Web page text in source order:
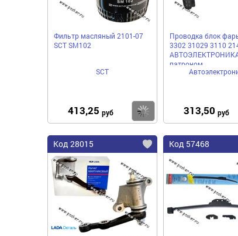
Фильтр масляный 2101-07
SCT SM102
SCT
413,25 руб Купить
Проводка блок
3302 31029 3110
патроном
313,50 руб
Код 28015 Код 57468